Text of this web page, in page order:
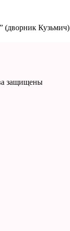
(дворник Кузьмич)
защищены